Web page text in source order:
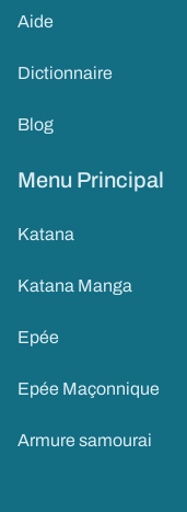
Aide
Dictionnaire
Blog
Menu Principal
Katana
Katana Manga
Epée
Epée Maçonnique
Armure samourai